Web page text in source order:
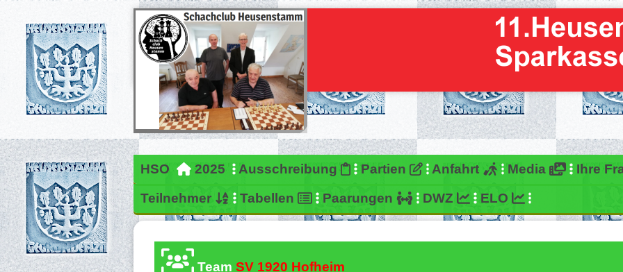
HSO 2025 Ausschreibung Partien Anfahrt Media Ihre
Teilnehmer
Tabellen Paarungen DWZ ELO
TeamSV 1920 Hofheim